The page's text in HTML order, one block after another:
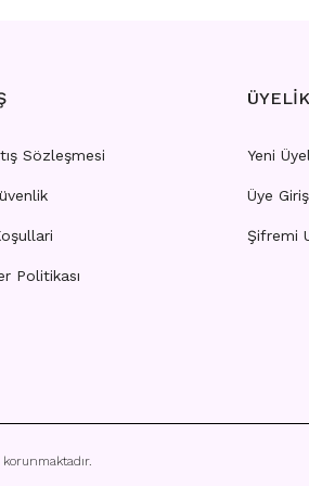
HIZMA
için
HZ23
Sözleşmesi
Politikası
ÜYELİK
Yeni
Üye
Şifremi